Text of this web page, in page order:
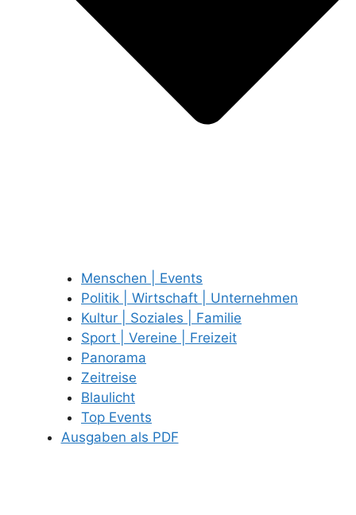
Menschen | Events
Politik | Wirtschaft | Unternehmen
Kultur | Soziales | Familie
Sport | Vereine | Freizeit
Panorama
Zeitreise
Blaulicht
Top Events
Ausgaben als PDF